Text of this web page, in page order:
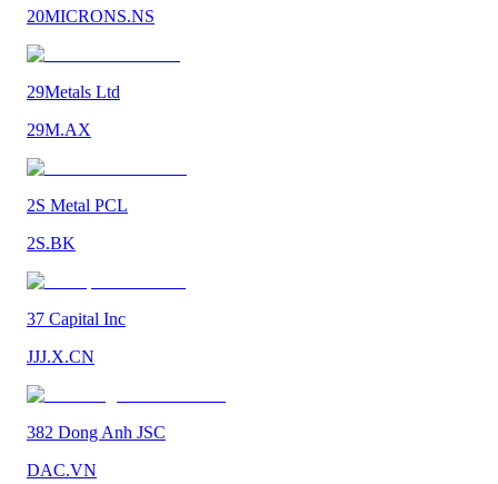
20MICRONS.NS
29Metals Ltd
29M.AX
2S Metal PCL
2S.BK
37 Capital Inc
JJJ.X.CN
382 Dong Anh JSC
DAC.VN